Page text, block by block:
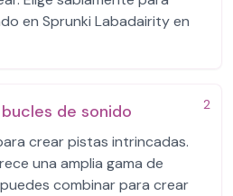
en Sprunki Labadairity en
2
de sonido
crear pistas intrincadas.
una amplia gama de
combinar para crear